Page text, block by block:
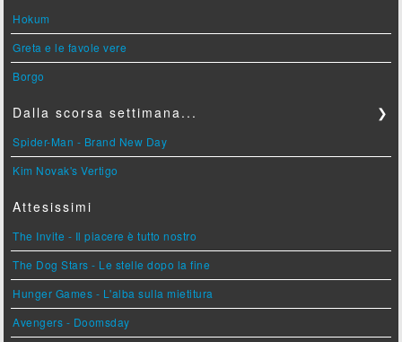
Hokum
Greta e le favole vere
Borgo
Dalla scorsa settimana... ❯
Spider-Man - Brand New Day
Kim Novak's Vertigo
Attesissimi
The Invite - Il piacere è tutto nostro
The Dog Stars - Le stelle dopo la fine
Hunger Games - L'alba sulla mietitura
Avengers - Doomsday